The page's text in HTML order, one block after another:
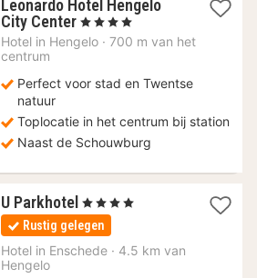
Leonardo Hotel Hengelo
City Center 1
nacht
vanaf
€
, 4 Sterren
Hotel in Hengelo · 700 m van het
centrum
Perfect voor stad en Twentse
natuur
Toplocatie in het centrum bij station
Naast de Schouwburg
U Parkhotel 2
nachten
vanaf
120,50
, 4 Sterren
Rustig gelegen
Hotel in Enschede · 4.5 km van
Hengelo